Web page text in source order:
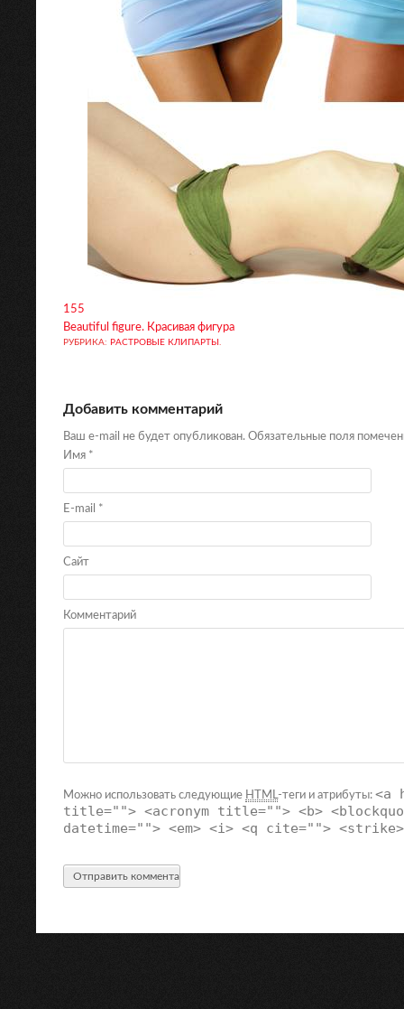
155
Beautiful figure. Красивая фигура
РУБРИКА: РАСТРОВЫЕ КЛИПАРТЫ
Добавить комментарий
Ваш e-mail не будет опубликован. Обязательные поля
Имя *
E-mail *
Сайт
Комментарий
Можно использовать следующие HTML -теги и атрибуты: <a
title=""> <acronym title=""> <b>
datetime=""> <em> <i> <q cite="">